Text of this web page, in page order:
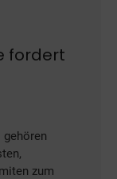
fordert
zum